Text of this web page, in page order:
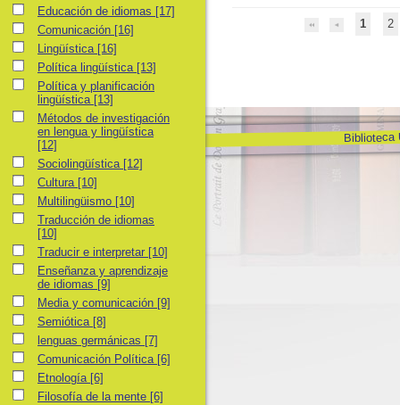
1 2
Biblioteca
Educación de idiomas
Educación de idiomas [17]
Comunicación
Comunicación [16]
LingüísticaLingüística [16]
Política lingüística
Política lingüística [13]
Política y planificación lingüística
Política y planificación
lingüística [13]
Métodos de investigación en lengua y lingüística
Métodos de investigación
en lengua y lingüística
[12]
Sociolingüística
Sociolingüística [12]
CulturaCultura [10]
Multilingüismo
Multilingüismo [10]
Traducción de idiomas
Traducción de idiomas
[10]
Traducir e interpretar
Traducir e interpretar [10]
Enseñanza y aprendizaje de idiomas
Enseñanza y aprendizaje
de idiomas [9]
Media y comunicación
Media y comunicación [9]
SemióticaSemiótica [8]
lenguas germánicas
lenguas germánicas [7]
Comunicación Política
Comunicación Política [6]
EtnologíaEtnología [6]
Filosofía de la mente
Filosofía de la mente [6]